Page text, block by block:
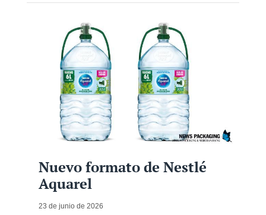
Nuevo formato de Nestlé
Aquarel
23 de junio de 2026